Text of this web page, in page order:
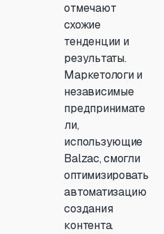
отмечают
схожие
тенденции и
результаты.
Маркетологи и
независимые
предпринимате
ли,
использующие
Balzac, смогли
оптимизировать
автоматизацию
создания
контента.